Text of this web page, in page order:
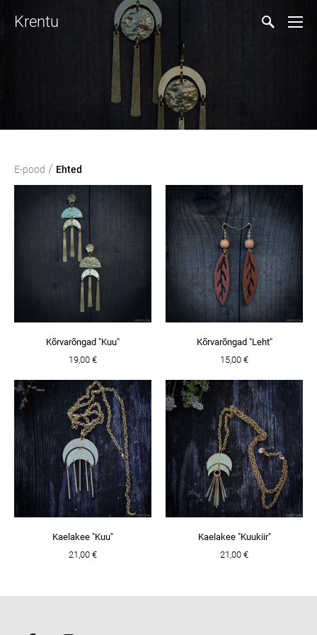
Krentu
E-pood / Ehted
Kõrvarõngad "Kuu"
19,00 €
Kõrvarõngad "Leht"
15,00 €
Kaelakee "Kuu"
21,00 €
Kaelakee "Kuukiir"
21,00 €